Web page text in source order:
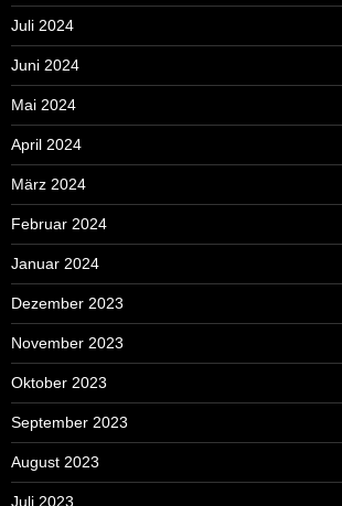
Juli 2024
Juni 2024
Mai 2024
April 2024
März 2024
Februar 2024
Januar 2024
Dezember 2023
November 2023
Oktober 2023
September 2023
August 2023
Juli 2023